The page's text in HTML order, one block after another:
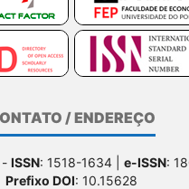
/ ENDEREÇO
- ISSN: 1518-1634 | e-ISSN:
Prefixo DOI: 10.15628